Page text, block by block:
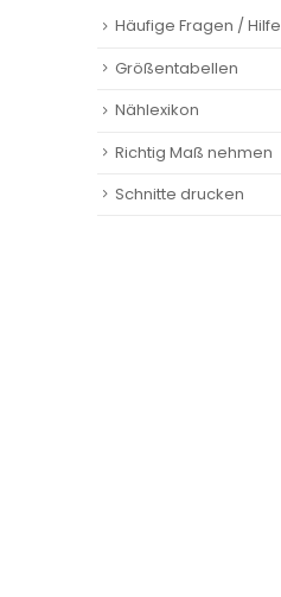
Häufige Fragen / Hilfe
Größentabellen
Nählexikon
Richtig Maß nehmen
Schnitte drucken